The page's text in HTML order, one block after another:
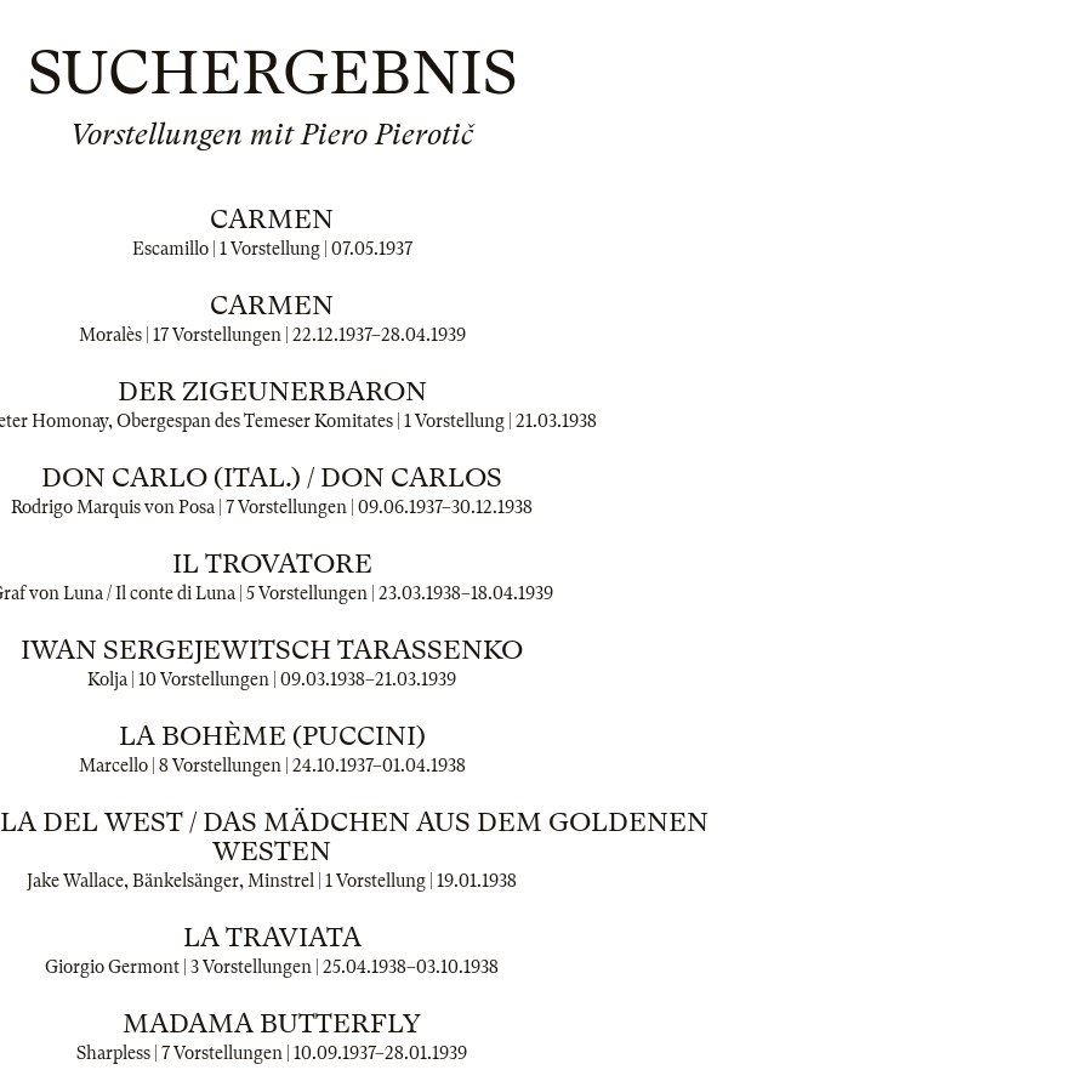
SUCHERGEBNIS
Vorstellungen mit Piero Pierotič
CARMEN
Escamillo | 1 Vorstellung | 07.05.1937
CARMEN
Moralès | 17 Vorstellungen | 22.12.1937–28.04.1939
DER ZIGEUNERBARON
Homonay, Obergespan des Temeser Komitates | 1 Vorstellung | 21.03.1938
DON CARLO (ITAL.) / DON CARLOS
Rodrigo Marquis von Posa | 7 Vorstellungen | 09.06.1937–30.12.1938
IL TROVATORE
von Luna / Il conte di Luna | 5 Vorstellungen | 23.03.1938–18.04.1939
IWAN SERGEJEWITSCH TARASSENKO
Kolja | 10 Vorstellungen | 09.03.1938–21.03.1939
LA BOHÈME (PUCCINI)
Marcello | 8 Vorstellungen | 24.10.1937–01.04.1938
DEL WEST / DAS MÄDCHEN AUS DEM GOLDENEN
WESTEN
Jake Wallace, Bänkelsänger, Minstrel | 1 Vorstellung | 19.01.1938
LA TRAVIATA
Giorgio Germont | 3 Vorstellungen | 25.04.1938–03.10.1938
MADAMA BUTTERFLY
Sharpless | 7 Vorstellungen | 10.09.1937–28.01.1939